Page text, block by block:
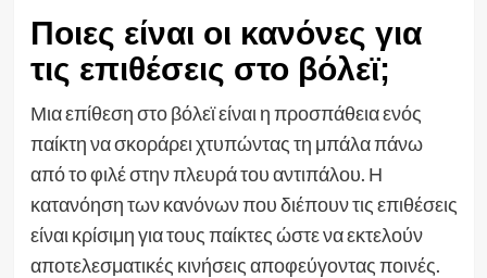
Ποιες είναι οι κανόνες για
τις επιθέσεις στο βόλεϊ;
Μια επίθεση στο βόλεϊ είναι η προσπάθεια ενός
παίκτη να σκοράρει χτυπώντας τη μπάλα πάνω
από το φιλέ στην πλευρά του αντιπάλου. Η
κατανόηση των κανόνων που διέπουν τις επιθέσεις
είναι κρίσιμη για τους παίκτες ώστε να εκτελούν
αποτελεσματικές κινήσεις αποφεύγοντας ποινές.